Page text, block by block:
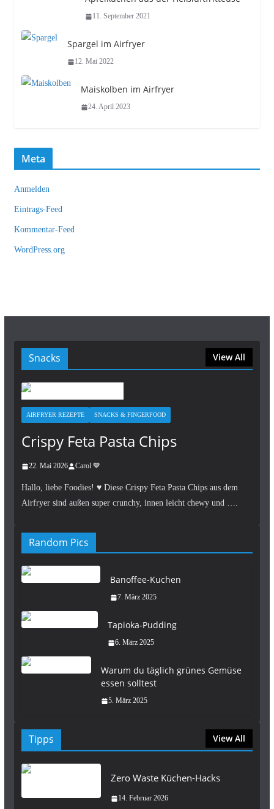
11. September 2021
Spargel im Airfryer
12. Mai 2022
Maiskolben im Airfryer
24. April 2023
Meta
Anmelden
Eintrags-Feed
Kommentar-Feed
WordPress.org
Snacks View All
AIRFRYER REZEPTE SNACKS & FINGERFOOD
Crispy Feta Pasta Chips
22. Mai 2026 Carol 💙
Hallo, liebe Foodies! ♥︎ Diese Crispy Feta Pasta Chips aus dem
Airfryer sind außen super crunchy, innen leicht chewy und ….
Random Pics
Banoffee-Kuchen
7. März 2025
Tapioka-Pudding
6. März 2025
Warum du täglich grünes Gemüse
essen solltest
5. März 2025
Tipps View All
Zero Waste Küchen-Hacks
14. Februar 2026